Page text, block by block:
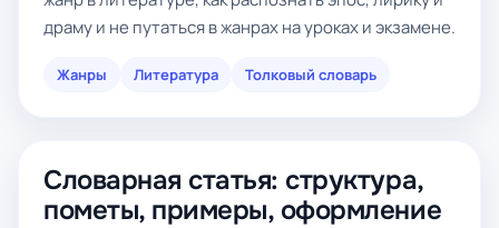
драму и не путаться в жанрах на уроках и экзамене.
Жанры Литература Толковый словарь
Словарная статья: структура,
пометы, примеры, оформление